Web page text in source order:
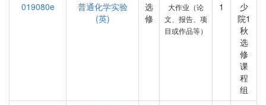
019080e
普通化学实验
(英)
选
修
大作业（论
文、报告、项
目或作品等）
1
少
院1
秋
选
修
课
程
组